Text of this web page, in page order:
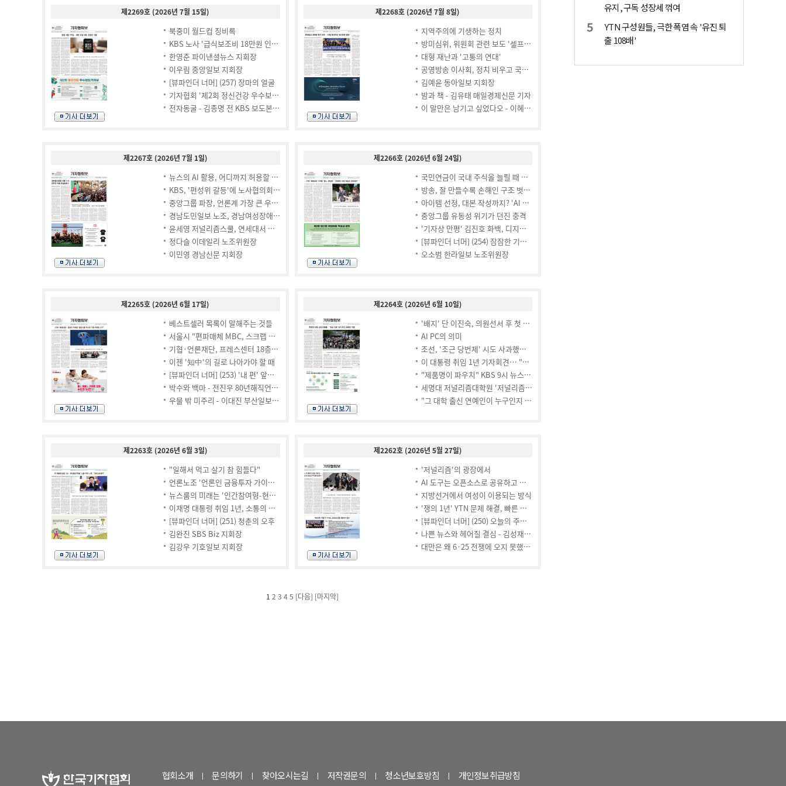
협회소개 문의하기 찾아오시는길 저작권문의 청소년보호방침 개인정보취급방침